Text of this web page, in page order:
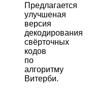
Предлагается
улучшеная
версия
декодирования
свёрточных
кодов
по
алгоритму
Витерби.